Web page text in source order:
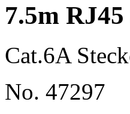
7.5m
Cat.6A
No. 47297